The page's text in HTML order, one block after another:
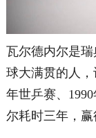
瓦尔德内尔是
球大满贯的人
年世乒赛、
尔耗时三年，赢